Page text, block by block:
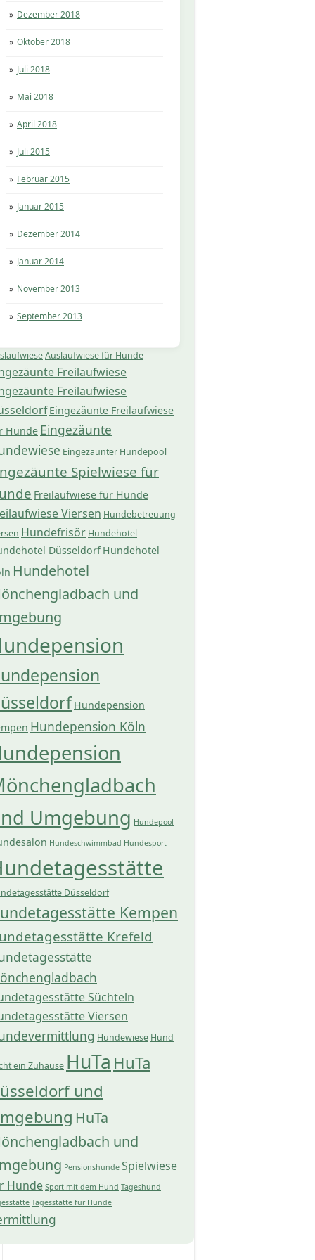
Dezember 2018
Oktober 2018
Juli 2018
Mai 2018
April 2018
Juli 2015
Februar 2015
Januar 2015
Dezember 2014
Januar 2014
November 2013
September 2013
Auslaufwiese für Hunde
Freilaufwiese
Freilaufwiese
Eingezäunte Freilaufwiese
Hunde Eingezäunte
Eingezäunter Hundepool
Spielwiese für
Freilaufwiese für Hunde
Viersen Hundebetreuung
Hundefrisör Hundehotel
Düsseldorf Hundehotel
Hundehotel
und
Hundepension
Hundepension Köln
Umgebung Hundepool
Hundeschwimmbad Hundesport
Düsseldorf
Kempen
Krefeld
Süchteln
Viersen
Hundewiese Hund
ein Zuhause HuTa HuTa
und
HuTa
und
Pensionshunde Spielwiese
Hunde Sport mit dem Hund Tageshund
Tagesstätte für Hunde